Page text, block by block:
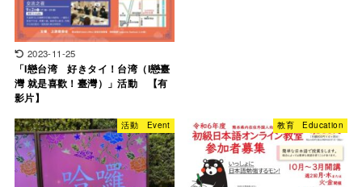
2023-11-25
「I戀台湾 好きタイ！台湾（I戀臺
灣 就是喜歡！臺灣）」活動 【有
影片】
活動 Event 教育 Education